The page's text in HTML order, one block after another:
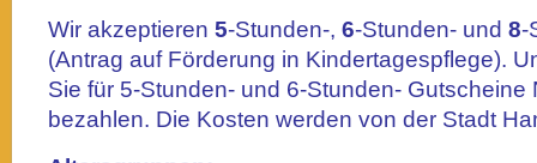
Wir akzeptieren 5-Stunden-, 6-Stunden- und 8-
(Antrag auf Förderung in Kindertagespflege).
Sie für 5-Stunden- und 6-Stunden- Gutscheine
bezahlen. Die Kosten werden von der Stadt